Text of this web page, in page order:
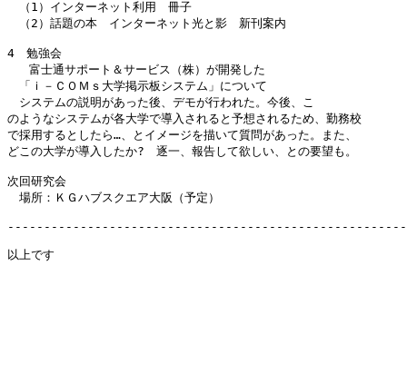
（1）インターネット利用　冊子
（2）話題の本　インターネット光と影　新刊案内
4　勉強会
   富士通サポート＆サービス（株）が開発した
「ｉ－ＣＯＭｓ大学掲示板システム」について
システムの説明があった後、デモが行われた。今後、こ
のようなシステムが各大学で導入されると予想されるため、勤務校
で採用するとしたら…、とイメージを描いて質問があった。また、
どこの大学が導入したか?　逐一、報告して欲しい、との要望も。
次回研究会
場所：ＫＧハブスクエア大阪（予定）
以上です